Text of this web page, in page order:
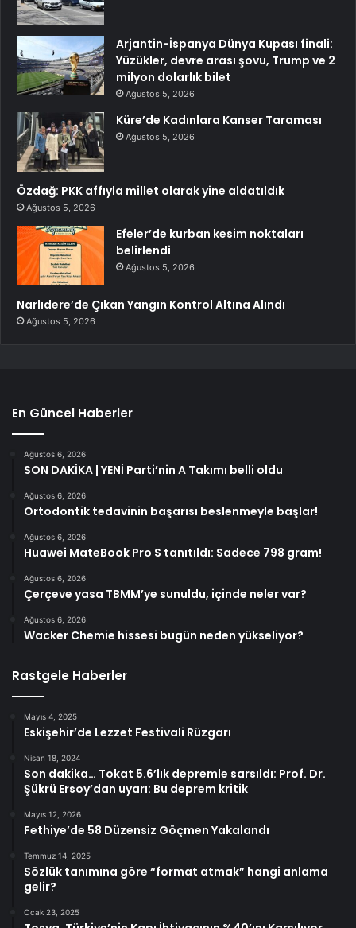
Arjantin-İspanya Dünya Kupası finali:
Yüzükler, devre arası şovu, Trump ve 2
milyon dolarlık bilet
Ağustos 5, 2026
Küre’de Kadınlara Kanser Taraması
Ağustos 5, 2026
Özdağ: PKK affıyla millet olarak yine aldatıldık
Ağustos 5, 2026
Efeler’de kurban kesim noktaları
belirlendi
Ağustos 5, 2026
Narlıdere’de Çıkan Yangın Kontrol Altına Alındı
Ağustos 5, 2026
En Güncel Haberler
Ağustos 6, 2026
SON DAKİKA | YENİ Parti’nin A Takımı belli oldu
Ağustos 6, 2026
Ortodontik tedavinin başarısı beslenmeyle başlar!
Ağustos 6, 2026
Huawei MateBook Pro S tanıtıldı: Sadece 798 gram!
Ağustos 6, 2026
Çerçeve yasa TBMM’ye sunuldu, içinde neler var?
Ağustos 6, 2026
Wacker Chemie hissesi bugün neden yükseliyor?
Rastgele Haberler
Mayıs 4, 2025
Eskişehir’de Lezzet Festivali Rüzgarı
Nisan 18, 2024
Son dakika… Tokat 5.6’lık depremle sarsıldı: Prof. Dr.
Şükrü Ersoy’dan uyarı: Bu deprem kritik
Mayıs 12, 2026
Fethiye’de 58 Düzensiz Göçmen Yakalandı
Temmuz 14, 2025
Sözlük tanımına göre “format atmak” hangi anlama
gelir?
Ocak 23, 2025